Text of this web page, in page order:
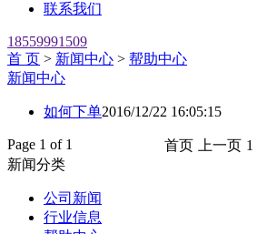
联系我们
18559991509
首 页 > 新闻中心 > 帮助中心
新闻中心
如何下单2016/12/22 16:05:15
Page 1 of 1 首页 上一页 1
新闻分类
公司新闻
行业信息